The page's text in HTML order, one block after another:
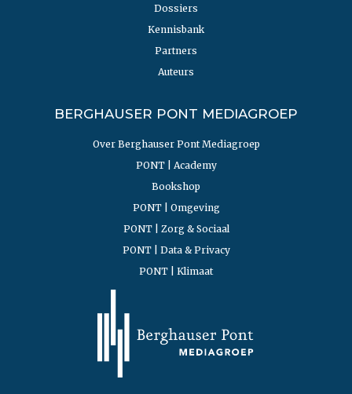
Dossiers
Kennisbank
Partners
Auteurs
BERGHAUSER PONT MEDIAGROEP
Over Berghauser Pont Mediagroep
PONT | Academy
Bookshop
PONT | Omgeving
PONT | Zorg & Sociaal
PONT | Data & Privacy
PONT | Klimaat